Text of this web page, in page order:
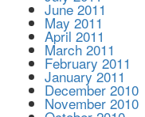
June 2011
May 2011
April 2011
March 2011
February 2011
January 2011
December 2010
November 2010